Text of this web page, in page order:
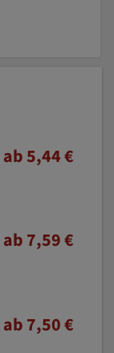
ab 5,44 €
ab 7,59 €
ab 7,50 €